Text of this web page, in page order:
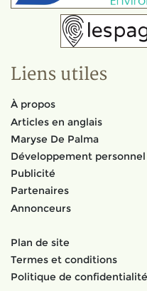
Liens utiles
À propos
Articles en anglais
Maryse De Palma
Développement personnel
Publicité
Partenaires
Annonceurs
Plan de site
Termes et conditions
Politique de confidentialité